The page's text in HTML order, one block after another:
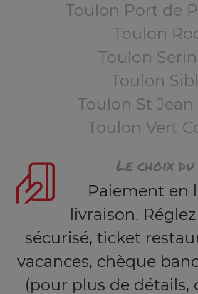
Toulon Port de
Toulon
Toulon
Toulon
Toulon St Jean
Toulon Vert
Le choix
Paiement en
livraison.
sécurisé, ticket
vacances, chèque
(pour plus de détails,